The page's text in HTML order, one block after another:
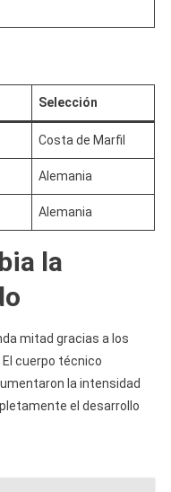
Selección
Costa de Marfil
Alemania
Alemania
la
mitad gracias a los
cuerpo técnico
la intensidad
el desarrollo